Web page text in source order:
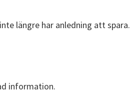
längre har anledning att spara.
information.